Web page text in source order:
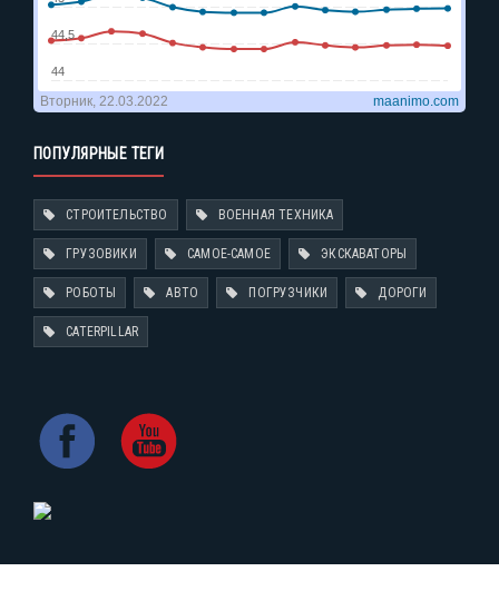
ПОПУЛЯРНЫЕ ТЕГИ
СТРОИТЕЛЬСТВО ВОЕННАЯ ТЕХНИКА
ГРУЗОВИКИ САМОЕ-САМОЕ ЭКСКАВАТОРЫ
РОБОТЫ АВТО ПОГРУЗЧИКИ ДОРОГИ
CATERPILLAR